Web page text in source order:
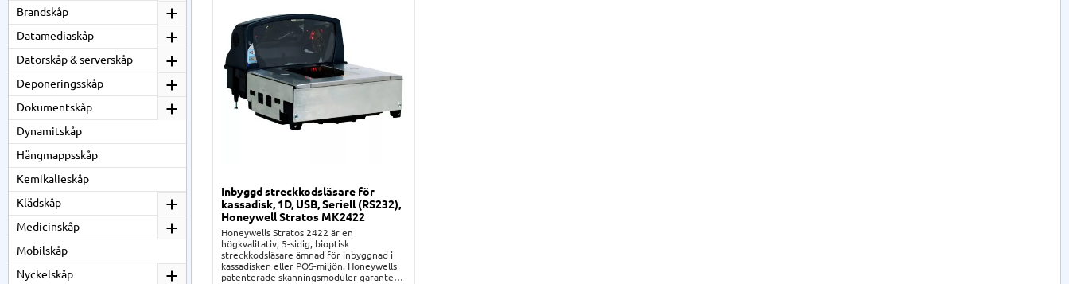
Inbyggd streckkodsläsare för
kassadisk, 1D, USB, Seriell (RS232),
Honeywell Stratos MK2422
Honeywells Stratos 2422 är en
högkvalitativ, 5-sidig, bioptisk
streckkodsläsare ämnad för inbyggnad i
kassadisken eller POS-miljön. Honeywells
patenterade skanningsmoduler garanterar
Brandskåp
Datamediaskåp
Datorskåp & serverskåp
Deponeringsskåp
Dokumentskåp
Dynamitskåp
Hängmappsskåp
Kemikalieskåp
Klädskåp
Medicinskåp
Mobilskåp
Nyckelskåp